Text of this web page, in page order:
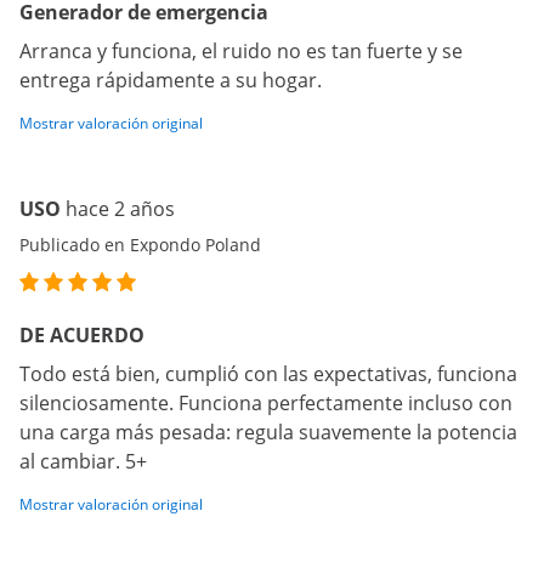
Generador de emergencia
Arranca y funciona, el ruido no es tan fuerte y se
entrega rápidamente a su hogar.
Mostrar valoración original
USO hace 2 años
Publicado en Expondo Poland
DE ACUERDO
Todo está bien, cumplió con las expectativas, funciona
silenciosamente. Funciona perfectamente incluso con
una carga más pesada: regula suavemente la potencia
al cambiar. 5+
Mostrar valoración original